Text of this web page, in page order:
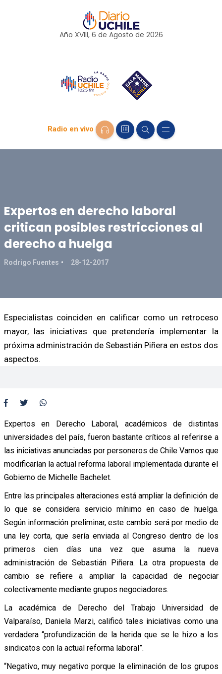
Año XVIII, 6 de Agosto de 2026
Radio en vivo
Expertos en derecho laboral
critican posibles restricciones al
derecho a huelga
Rodrigo Fuentes 28-12-2017
Especialistas coinciden en calificar como un retroceso
mayor, las iniciativas que pretendería implementar la
próxima administración de Sebastián Piñera en estos dos
aspectos.
Expertos en Derecho Laboral, académicos de distintas
universidades del país, fueron bastante críticos al referirse a
las iniciativas anunciadas por personeros de Chile Vamos que
modificarían la actual reforma laboral implementada durante el
Gobierno de Michelle Bachelet.
Entre las principales alteraciones está ampliar la definición de
lo que se considera servicio mínimo en caso de huelga.
Según información preliminar, este cambio será por medio de
una ley corta, que sería enviada al Congreso dentro de los
primeros cien días una vez que asuma la nueva
administración de Sebastián Piñera. La otra propuesta de
cambio se refiere a ampliar la capacidad de negociar
colectivamente mediante grupos negociadores.
La académica de Derecho del Trabajo Universidad de
Valparaíso, Daniela Marzi, calificó tales iniciativas como una
verdadera “profundización de la herida que se le hizo a los
sindicatos con la actual reforma laboral”.
“Negativo, muy negativo porque la eliminación de los grupos